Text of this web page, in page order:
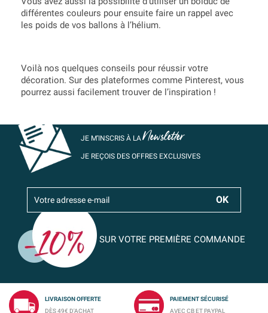
différentes couleurs pour ensuite faire un rappel avec
les poids de vos ballons à l’hélium.
Voilà nos quelques conseils pour réussir votre
décoration. Sur des plateformes comme Pinterest, vous
pourrez aussi facilement trouver de l’inspiration !
JE M’INSCRIS À LANewsletter
JE REÇOIS DES OFFRES EXCLUSIVES
SUR VOTRE PREMIÈRE COMMANDE
LIVRAISON OFFERTE
DÈS 49€ D'ACHAT
PAIEMENT SÉCURISÉ
AVEC CB ET PAYPAL